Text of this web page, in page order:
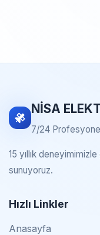
NİSA
7/24
15 yıllık
sunuyoruz.
Hızlı Linkler
Anasayfa